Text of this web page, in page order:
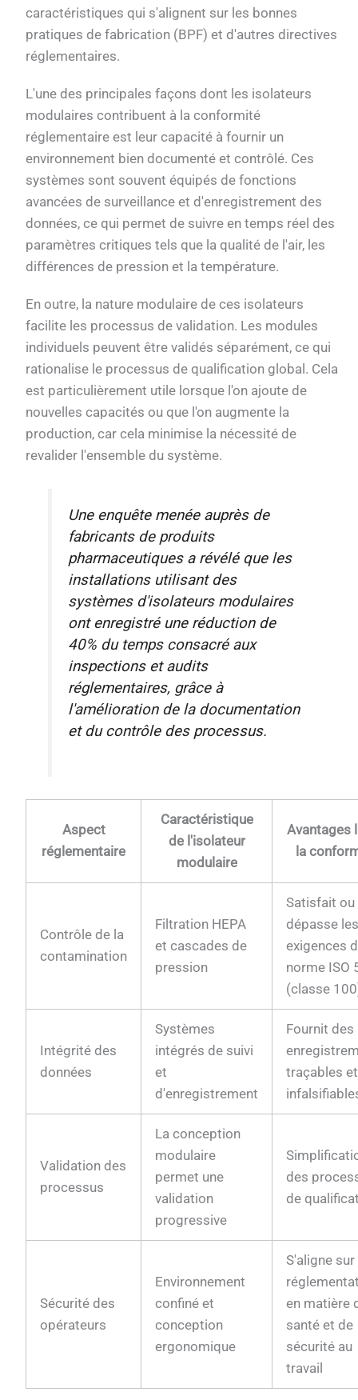
caractéristiques qui s'alignent sur les bonnes
pratiques de fabrication (BPF) et d'autres directives
réglementaires.
L'une des principales façons dont les isolateurs
modulaires contribuent à la conformité
réglementaire est leur capacité à fournir un
environnement bien documenté et contrôlé. Ces
systèmes sont souvent équipés de fonctions
avancées de surveillance et d'enregistrement des
données, ce qui permet de suivre en temps réel des
paramètres critiques tels que la qualité de l'air, les
différences de pression et la température.
En outre, la nature modulaire de ces isolateurs
facilite les processus de validation. Les modules
individuels peuvent être validés séparément, ce qui
rationalise le processus de qualification global. Cela
est particulièrement utile lorsque l'on ajoute de
nouvelles capacités ou que l'on augmente la
production, car cela minimise la nécessité de
revalider l'ensemble du système.
Une enquête menée auprès de
fabricants de produits
pharmaceutiques a révélé que les
installations utilisant des
systèmes d'isolateurs modulaires
ont enregistré une réduction de
40% du temps consacré aux
inspections et audits
réglementaires, grâce à
l'amélioration de la documentation
et du contrôle des processus.
Aspect
réglementaire
Caractéristique
de l'isolateur
modulaire
Avantages
la
Contrôle de la
contamination
Filtration HEPA
et cascades de
pression
Satisfait ou
dépasse
exigences
norme ISO
(classe
Intégrité des
données
Systèmes
intégrés de suivi
et
d'enregistrement
Fournit des
traçables et
Validation des
processus
La conception
modulaire
permet une
validation
progressive
des
de
Sécurité des
opérateurs
Environnement
confiné et
conception
ergonomique
S'aligne
en matière
santé et de
sécurité au
travail